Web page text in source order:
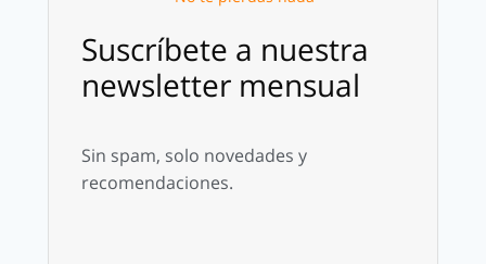
Suscríbete a nuestra
newsletter mensual
Sin spam, solo novedades y
recomendaciones.